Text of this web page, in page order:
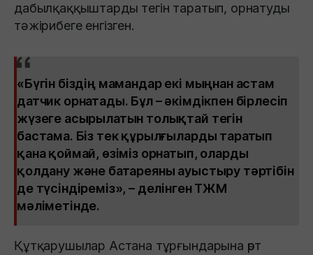
дабылқаққыштарды тегін таратып, орнатуды
тәжірибеге енгізген.
«Бүгін біздің мамандар екі мыңнан астам
датчик орнатады. Бұл – әкімдікпен бірлесіп
жүзеге асырылатын толықтай тегін
бастама. Біз тек құрылғыларды таратып
қана қоймай, өзіміз орнатып, оларды
қолдану және батареяны ауыстыру тәртібін
де түсіндіреміз», – делінген ТЖМ
мәліметінде.
Құтқарушылар Астана тұрғындарына өрт